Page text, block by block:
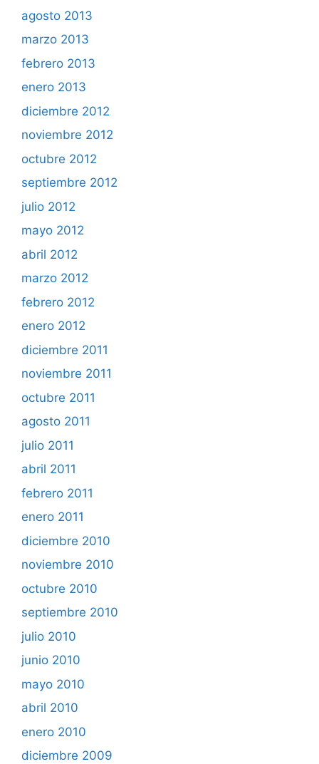
agosto 2013
marzo 2013
febrero 2013
enero 2013
diciembre 2012
noviembre 2012
octubre 2012
septiembre 2012
julio 2012
mayo 2012
abril 2012
marzo 2012
febrero 2012
enero 2012
diciembre 2011
noviembre 2011
octubre 2011
agosto 2011
julio 2011
abril 2011
febrero 2011
enero 2011
diciembre 2010
noviembre 2010
octubre 2010
septiembre 2010
julio 2010
junio 2010
mayo 2010
abril 2010
enero 2010
diciembre 2009